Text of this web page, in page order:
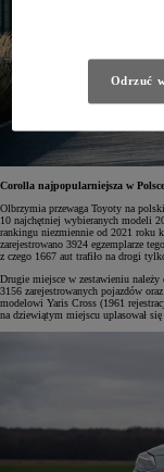
Corolla najpopularniejsza w Polsce
Olbrzymia przewaga Toyoty na
10 najchętniej wybieranych modeli
rankingu niezmiennie od 2021 roku
zarejestrowano 3924 egzemplarze
z czego 1667 aut trafiło na drogi
Drugie miejsce w zestawieniu
3156 zarejestrowanych pojazdów
modelowi Yaris Cross (1961
na dziewiątym miejscu uplasował
Odrzuć